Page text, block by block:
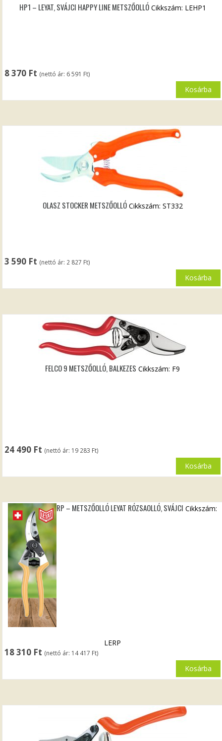
HP1 – LEYAT, SVÁJCI HAPPY LINE METSZŐOLLÓ
8 370 Ft (nettó ár: 6 591 Ft)
Cikkszám: LEHP1
Kosárba
OLASZ STOCKER METSZŐOLLÓ
3 590 Ft (nettó ár: 2 827 Ft)
Cikkszám: ST332
Kosárba
FELCO 9 METSZŐOLLÓ, BALKEZES
24 490 Ft (nettó ár: 19 283 Ft)
Cikkszám: F9
Kosárba
RP – METSZŐOLLÓ LEYAT RÓZSAOLLÓ, SVÁJCI
18 310 Ft (nettó ár: 14 417 Ft)
Cikkszám:
LERP
Kosárba